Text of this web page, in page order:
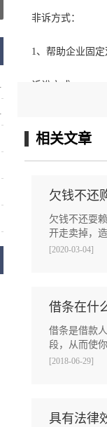
非诉方式：
1、帮助企业固
诉讼方式：
采取诉讼保全措
相关文章
欠钱不还
欠钱不还耍
开走卖掉，
[2020-03-04]
借条在什
借条是借款
段，从而使
[2018-06-29]
具有法律